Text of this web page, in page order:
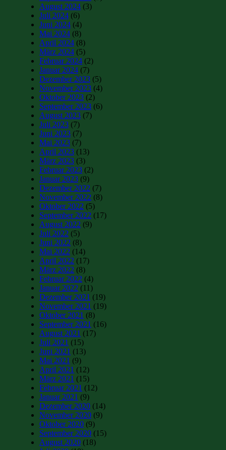
August 2024 (3)
Juli 2024 (6)
Juni 2024 (4)
Mai 2024 (8)
April 2024 (8)
März 2024 (5)
Februar 2024 (2)
Januar 2024 (7)
Dezember 2023 (5)
November 2023 (4)
Oktober 2023 (2)
September 2023 (6)
August 2023 (7)
Juli 2023 (7)
Juni 2023 (7)
Mai 2023 (7)
April 2023 (13)
März 2023 (3)
Februar 2023 (2)
Januar 2023 (9)
Dezember 2022 (7)
November 2022 (8)
Oktober 2022 (5)
September 2022 (17)
August 2022 (9)
Juli 2022 (5)
Juni 2022 (8)
Mai 2022 (14)
April 2022 (17)
März 2022 (8)
Februar 2022 (4)
Januar 2022 (11)
Dezember 2021 (19)
November 2021 (19)
Oktober 2021 (8)
September 2021 (16)
August 2021 (17)
Juli 2021 (15)
Juni 2021 (13)
Mai 2021 (9)
April 2021 (12)
März 2021 (15)
Februar 2021 (12)
Januar 2021 (9)
Dezember 2020 (14)
November 2020 (9)
Oktober 2020 (9)
September 2020 (15)
August 2020 (18)